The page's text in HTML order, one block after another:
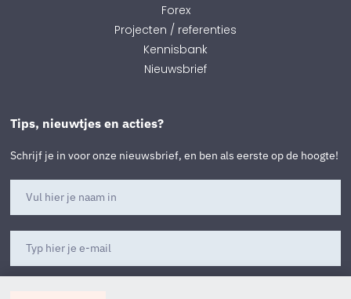
Forex
Projecten / referenties
Kennisbank
Nieuwsbrief
Tips, nieuwtjes en acties?
Schrijf je in voor onze nieuwsbrief, en ben als eerste op de hoogte!